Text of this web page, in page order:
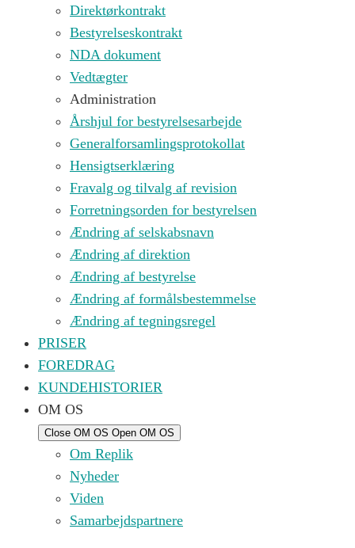
Direktørkontrakt
Bestyrelseskontrakt
NDA dokument
Vedtægter
Administration
Årshjul for bestyrelsesarbejde
Generalforsamlingsprotokollat
Hensigtserklæring
Fravalg og tilvalg af revision
Forretningsorden for bestyrelsen
Ændring af selskabsnavn
Ændring af direktion
Ændring af bestyrelse
Ændring af formålsbestemmelse
Ændring af tegningsregel
PRISER
FOREDRAG
KUNDEHISTORIER
OM OS
Close OM OS Open OM OS
Om Replik
Nyheder
Viden
Samarbejdspartnere